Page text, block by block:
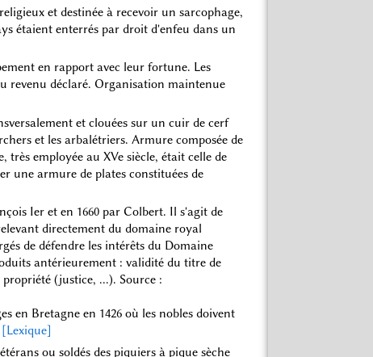
et destinée à recevoir un sarcophage,
étaient enterrés par droit d'enfeu dans un
en rapport avec leur fortune. Les
revenu déclaré. Organisation maintenue
et clouées sur un cuir de cerf
et les arbalétriers. Armure composée de
très employée au XVe siècle, était celle de
une armure de plates constituées de
Ier et en 1660 par Colbert. Il s'agit de
directement du domaine royal
de défendre les intérêts du Domaine
antérieurement : validité du titre de
(justice, ...). Source :
en Bretagne en 1426 où les nobles doivent
[Lexique]
ou soldés des piquiers à pique sèche